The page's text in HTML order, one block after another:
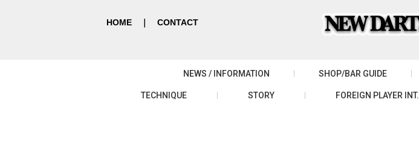
HOME CONTACT
NEWS / INFORMATION SHOP/BAR GUIDE
TECHNIQUE STORY FOREIGN PLAYER INT.